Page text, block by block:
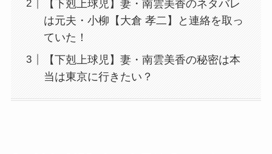
【下剋上球児】妻・南雲美香のネタバレ
は元夫・小柳【大倉 孝二】と連絡を取っ
ていた！
【下剋上球児】妻・南雲美香の秘密は本
当は東京に行きたい？